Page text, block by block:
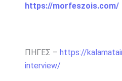
https://morfeszois.com/
ΠΗΓΕΣ – https://
interview/